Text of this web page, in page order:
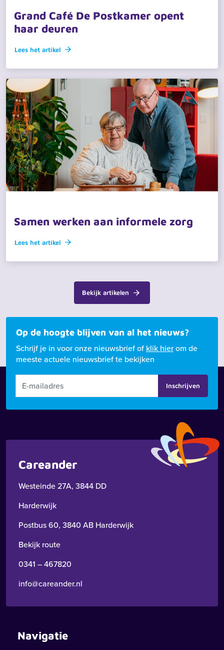
Grand Café De Postkamer opent
haar deuren
Lees het artikel
Samen werken aan informele zorg
Lees het artikel
Bekijk artikelen
Op de hoogte blijven van al het nieuws?
Schrijf je in voor onze nieuwsbrief of klik hierom de
meeste actuele nieuwsbrief te bekijken
Inschrijven
Careander
Westeinde 27A, 3844 DD
Harderwijk
Postbus 60, 3840 AB Harderwijk
Bekijk route
0341 – 467820
info@careander.nl
Navigatie